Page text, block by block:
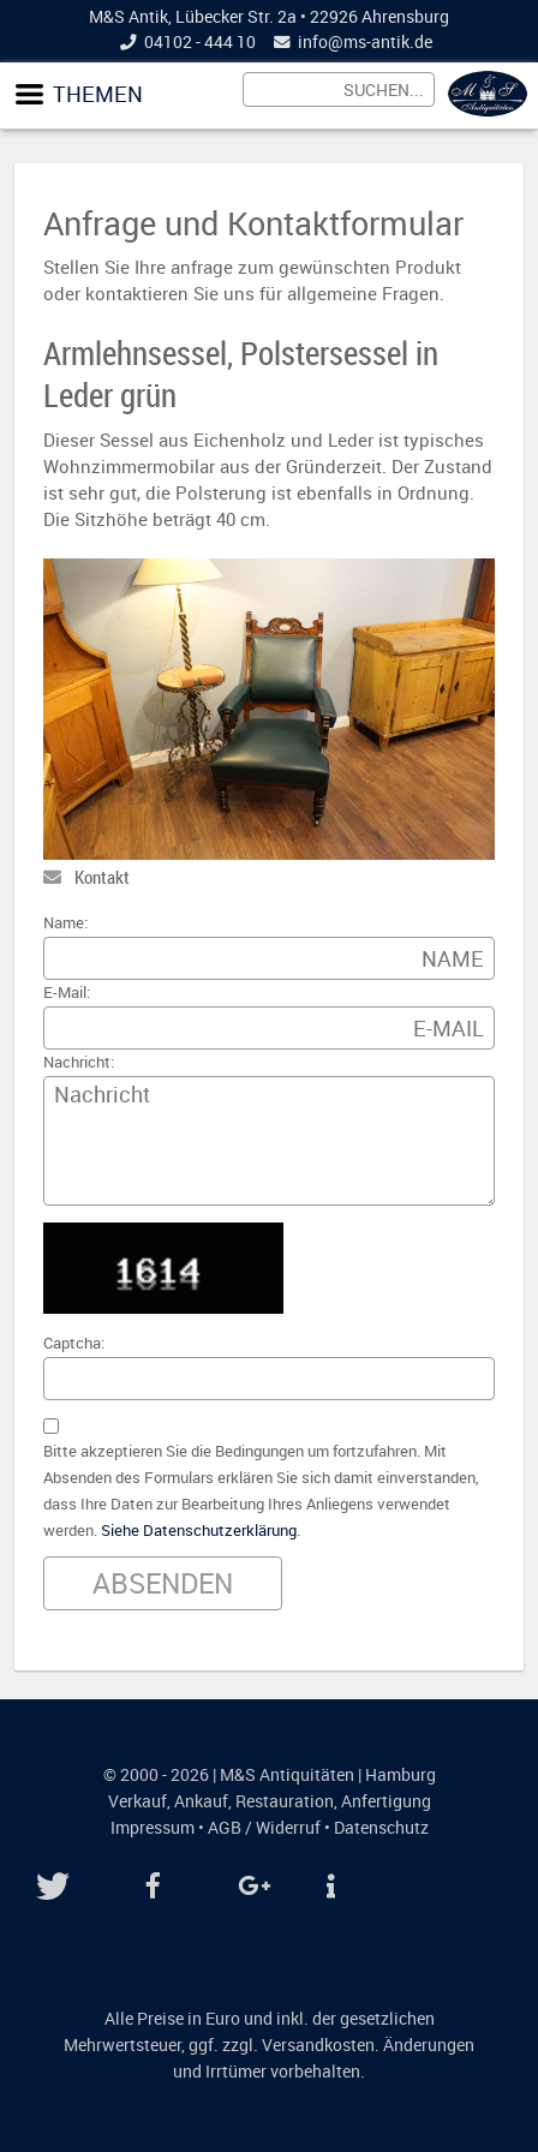
M&S Antik, Lübecker Str. 2a • 22926 Ahrensburg
04102 - 444 10
info@ms-antik.de
THEMEN
Anfrage und Kontaktformular
Stellen Sie Ihre anfrage zum gewünschten Produkt
oder kontaktieren Sie uns für allgemeine Fragen.
Armlehnsessel, Polstersessel in
Leder grün
Dieser Sessel aus Eichenholz und Leder ist typisches
Wohnzimmermobilar aus der Gründerzeit. Der Zustand
ist sehr gut, die Polsterung ist ebenfalls in Ordnung.
Die Sitzhöhe beträgt 40 cm.
Kontakt
Name:
E-Mail:
Nachricht:
Captcha:
Bitte akzeptieren Sie die Bedingungen um fortzufahren. Mit
Absenden des Formulars erklären Sie sich damit einverstanden,
dass Ihre Daten zur Bearbeitung Ihres Anliegens verwendet
werden.Siehe Datenschutzerklärung.
© 2000 - 2026 | M&S Antiquitäten | Hamburg
Verkauf,Ankauf, Restauration,Anfertigung
Impressum• AGB / Widerruf• Datenschutz
Alle Preise in Euro und inkl. der gesetzlichen
Mehrwertsteuer, ggf. zzgl. Versandkosten. Änderungen
und Irrtümer vorbehalten.